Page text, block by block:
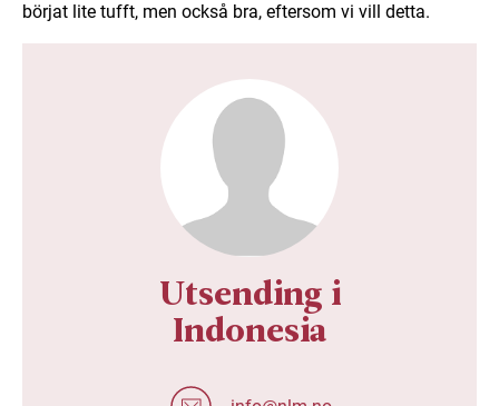
börjat lite tufft, men också bra, eftersom vi vill detta.
Utsending i
Indonesia